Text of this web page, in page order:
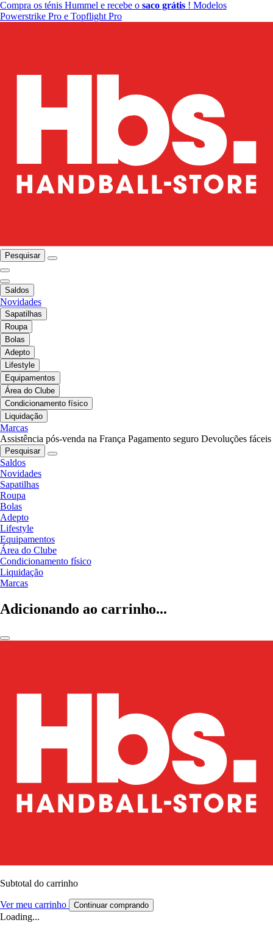
Compra os ténis Hummel e recebe o saco grátis ! Modelos
Powerstrike Pro e Topflight Pro
Pesquisar
Saldos
Novidades
Sapatilhas
Roupa
Bolas
Adepto
Lifestyle
Equipamentos
Área do Clube
Condicionamento físico
Liquidação
Marcas
Assistência pós-venda na França Pagamento seguro Devoluções fáceis
Pesquisar
Saldos
Novidades
Sapatilhas
Roupa
Bolas
Adepto
Lifestyle
Equipamentos
Área do Clube
Condicionamento físico
Liquidação
Marcas
Adicionando ao carrinho...
Subtotal do carrinho
Ver meu carrinho Continuar comprando
Loading...